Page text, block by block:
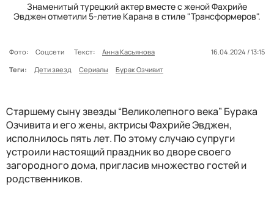
Знаменитый турецкий актер вместе с женой Фахрийе
Эвджен отметили 5-летие Карана в стиле "Трансформеров".
Фото: Соцсети Текст: Анна Касьянова
16.04.2024 / 13:15
Теги:
Дети звезд Сериалы Бурак Озчивит
Старшему сыну звезды “Великолепного века” Бурака
Озчивита и его жены, актрисы Фахрийе Эвджен,
исполнилось пять лет. По этому случаю супруги
устроили настоящий праздник во дворе своего
загородного дома, пригласив множество гостей и
родственников.